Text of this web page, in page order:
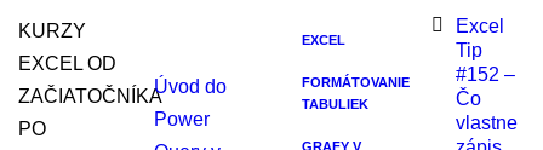
KURZY
EXCEL OD
ZAČIATOČNÍKA
PO
Úvod do
Power
EXCEL
FORMÁTOVANIE
TABULIEK
GRAFY V
Excel
Tip
#152 –
Čo
vlastne